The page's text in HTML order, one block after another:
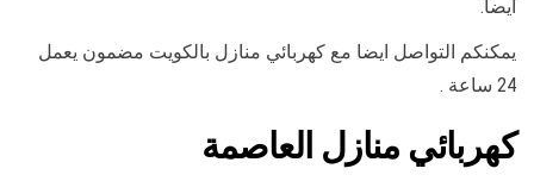
أيضاً.
يمكنكم التواصل ايضا مع كهربائي منازل بالكويت مضمون يعمل
24 ساعة .
كهربائي منازل العاصمة